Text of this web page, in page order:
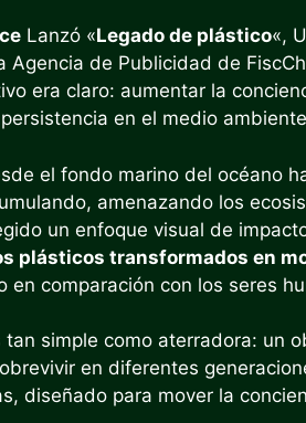
Lanzó «Legado de plástico«,
de Publicidad de
era claro: aumentar la
en el medio
el fondo marino del océano
amenazando los
un enfoque visual de
plásticos transformados en
comparación con los seres
simple como aterradora: un
en diferentes
diseñado para mover la